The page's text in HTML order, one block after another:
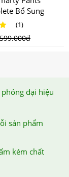
An Toàn
SMS để đảm
sản phẩm
Bổ Sung
Bé(1)
599.000đ
phóng đại hiệu
sản phẩm
kém chất